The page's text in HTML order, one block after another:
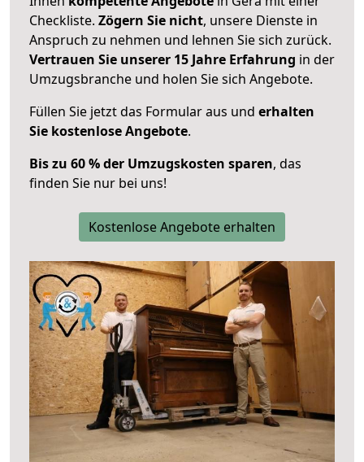
Checkliste. Zögern Sie nicht, unsere Dienste in
Anspruch zu nehmen und lehnen Sie sich zurück.
Vertrauen Sie unserer 15 Jahre Erfahrung in der
Umzugsbranche und holen Sie sich Angebote.
Füllen Sie jetzt das Formular aus und erhalten
Sie kostenlose Angebote.
Bis zu 60 % der Umzugskosten sparen, das
finden Sie nur bei uns!
Kostenlose Angebote erhalten